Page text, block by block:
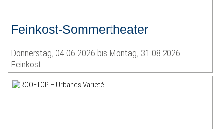
Feinkost-Sommertheater
Donnerstag, 04.06.2026 bis Montag, 31.08.2026
Feinkost